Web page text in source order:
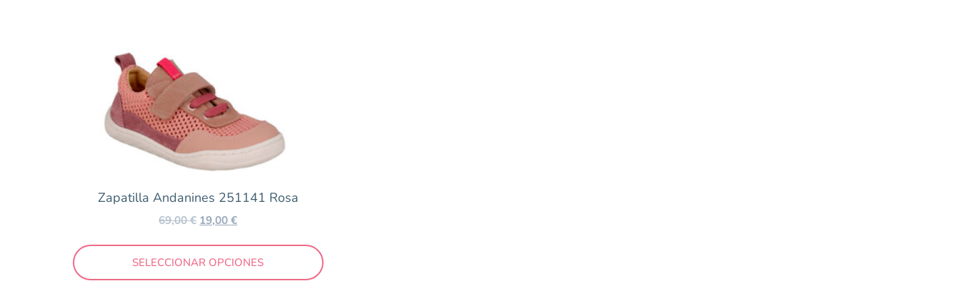
Color
Rosa
Andanines
Temporada
Zapatilla Andanines 251141 Rosa
69,00€ 19,00€
SELECCIONAR OPCIONES